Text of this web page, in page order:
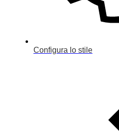
Configura lo stile